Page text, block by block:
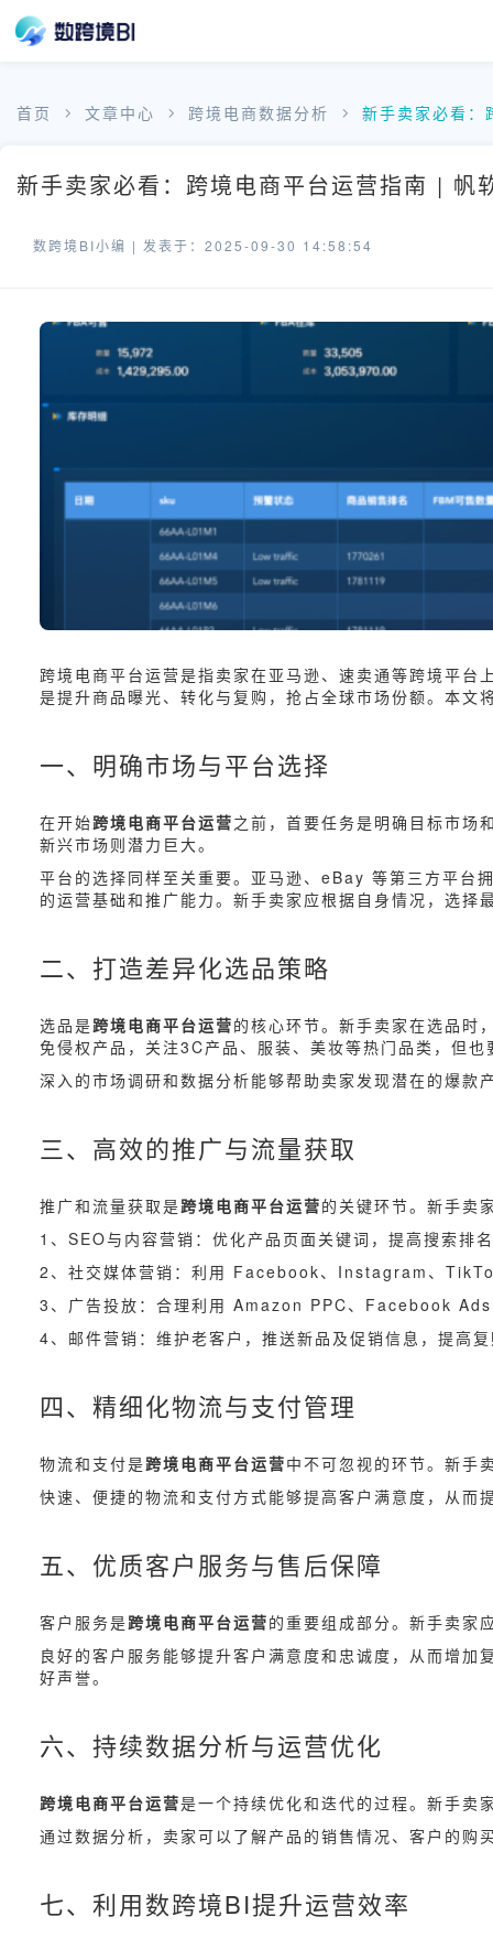
首页 文章中心 跨境电商数据分析 新手卖家必看：
新手卖家必看：跨境电商平台运营指南 | 帆
数跨境BI小编 | 发表于：2025-09-30 14:58:54
跨境电商平台运营是指卖家在亚马逊、速卖通等跨境平
是提升商品曝光、转化与复购，抢占全球市场份额。本
一、明确市场与平台选择
在开始跨境电商平台运营之前，首要任务是明确目标市场
新兴市场则潜力巨大。
平台的选择同样至关重要。亚马逊、eBay 等第三方平台
的运营基础和推广能力。新手卖家应根据自身情况，选择
二、打造差异化选品策略
选品是跨境电商平台运营的核心环节。新手卖家在选品时
免侵权产品，关注3C产品、服装、美妆等热门品类，但
深入的市场调研和数据分析能够帮助卖家发现潜在的爆
三、高效的推广与流量获取
推广和流量获取是跨境电商平台运营的关键环节。新手卖
1、SEO与内容营销：优化产品页面关键词，提高搜索排
2、社交媒体营销：利用 Facebook、Instagram、
3、广告投放：合理利用 Amazon PPC、Facebook
4、邮件营销：维护老客户，推送新品及促销信息，提高
四、精细化物流与支付管理
物流和支付是跨境电商平台运营中不可忽视的环节。新手
快速、便捷的物流和支付方式能够提高客户满意度，从
五、优质客户服务与售后保障
客户服务是跨境电商平台运营的重要组成部分。新手卖家
良好的客户服务能够提升客户满意度和忠诚度，从而增
好声誉。
六、持续数据分析与运营优化
跨境电商平台运营是一个持续优化和迭代的过程。新手卖
通过数据分析，卖家可以了解产品的销售情况、客户的
七、利用数跨境BI提升运营效率